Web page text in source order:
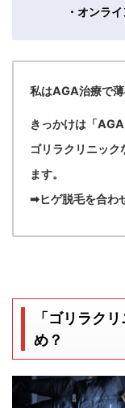
・オンラ
私はAGA治療で薄
きっかけは「AGA
ゴリラクリニック
ます。
➡ヒゲ脱毛を合わ
「ゴリラク
め？